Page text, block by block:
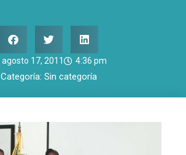
agosto 17, 2011 4:36 pm
Categoría: Sin categoría